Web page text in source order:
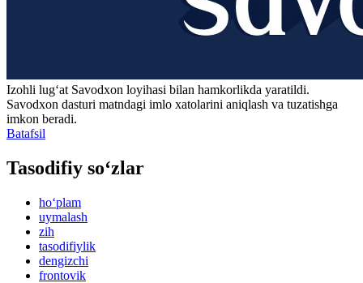
Izohli lugʻat Savodxon loyihasi bilan hamkorlikda yaratildi.
Savodxon dasturi matndagi imlo xatolarini aniqlash va tuzatishga
imkon beradi.
Batafsil
Tasodifiy so‘zlar
ho‘plam
uymalash
zih
tasodifiylik
dengizchi
frontovik